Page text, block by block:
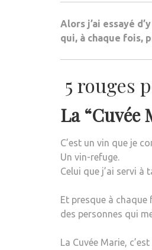
Alors j’ai essayé
qui, à chaque fois,
5 rouges
La “Cuvée
C’est un vin que je
Un vin-refuge.
Celui que j’ai servi
Et presque à
des personnes qui
La Cuvée Marie, c’est